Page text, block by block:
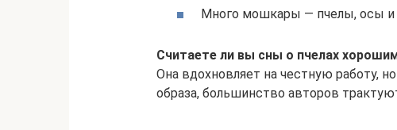
Много мошкары — пчелы, осы
Считаете ли вы сны о пчелах
Она вдохновляет на честную работу,
образа, большинство авторов